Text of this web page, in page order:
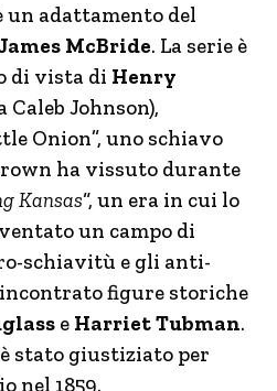
un adattamento del
McBride. La serie è
di vista di Henry
Caleb Johnson),
Onion”, uno schiavo
ha vissuto durante
Kansas“, un era in cui lo
un campo di
schiavitù e gli anti-
figure storiche
e Harriet Tubman.
stato giustiziato per
nel 1859.